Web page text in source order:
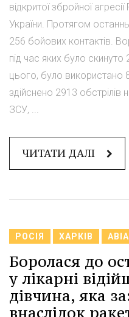
відкритої збройної
України. Протягом
256 бойових контактів.
під час яких було
цього, було використано
здійснено 2913 обстрілів
ЗСУ, ...
ЧИТАТИ ДАЛІ
РОСІЯ ХАРКІВ
Боролася до
у лікарні
дівчина, яка
внаслідок